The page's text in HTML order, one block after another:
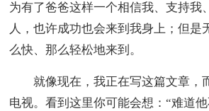
为有了爸爸这样一个相信我、支持我
人，也许成功也会来到我身上；但是
么快、那么轻松地来到。
就像现在，我正在写这篇文章，
电视。看到这里你可能会想：“难道